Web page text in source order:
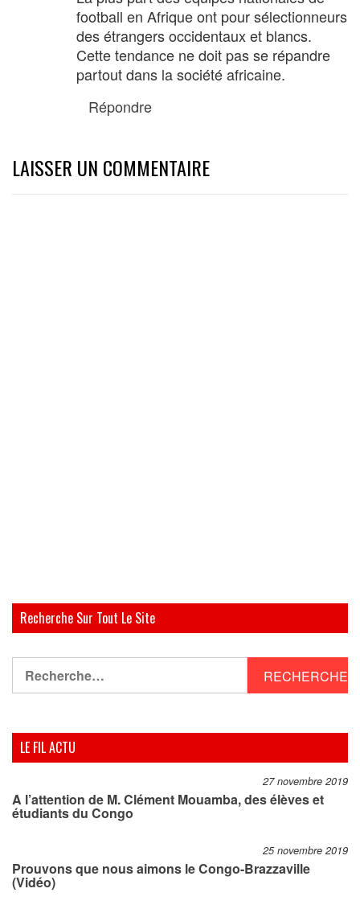
football en Afrique ont pour sélectionneurs
des étrangers occidentaux et blancs.
Cette tendance ne doit pas se répandre
partout dans la société africaine.
Répondre
LAISSER UN COMMENTAIRE
Recherche Sur Tout Le Site
LE FIL ACTU
27 novembre 2019
A l’attention de M. Clément Mouamba, des élèves et
étudiants du Congo
25 novembre 2019
Prouvons que nous aimons le Congo-Brazzaville
(Vidéo)